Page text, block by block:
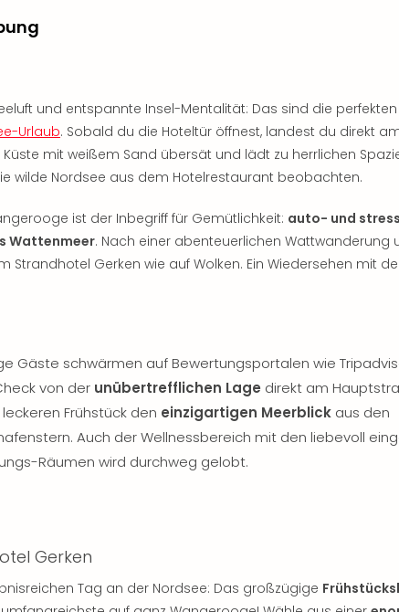
und entspannte Insel-Mentalität: Das sind die
Urlaub. Sobald du die Hoteltür öffnest, landest du direkt
Küste mit weißem Sand übersät und lädt zu herrlichen
wilde Nordsee aus dem Hotelrestaurant beobachten.
ist der Inbegriff für Gemütlichkeit: auto- und
Wattenmeer. Nach einer abenteuerlichen Wattwanderung
Strandhotel Gerken wie auf Wolken. Ein Wiedersehen mit
Gäste schwärmen auf Bewertungsportalen wie
von der unübertrefflichen Lage direkt am
Frühstück den einzigartigen Meerblick aus den
Auch der Wellnessbereich mit den liebevoll
Räumen wird durchweg gelobt.
Gerken
Tag an der Nordsee: Das großzügige